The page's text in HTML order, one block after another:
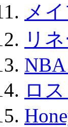
メ
リ
ロ